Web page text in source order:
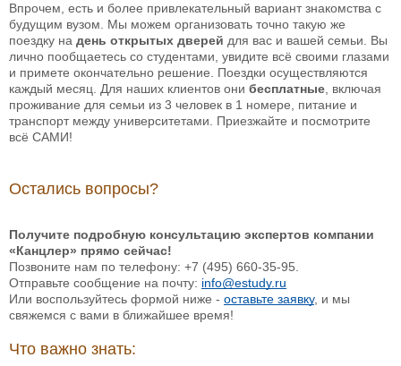
Впрочем, есть и более привлекательный вариант знакомства с
будущим вузом. Мы можем организовать точно такую же
поездку на день открытых дверей для вас и вашей семьи. Вы
лично пообщаетесь со студентами, увидите всё своими глазами
и примете окончательно решение. Поездки осуществляются
каждый месяц. Для наших клиентов они бесплатные , включая
проживание для семьи из 3 человек в 1 номере, питание и
транспорт между университетами. Приезжайте и посмотрите
всё САМИ!
Остались вопросы?
Получите подробную консультацию экспертов компании
«Канцлер» прямо сейчас!
Позвоните нам по телефону: +7 (495) 660-35-95.
Отправьте сообщение на почту: info@estudy.ru
Или воспользуйтесь формой ниже - оставьте заявку, и мы
свяжемся с вами в ближайшее время!
Что важно знать: